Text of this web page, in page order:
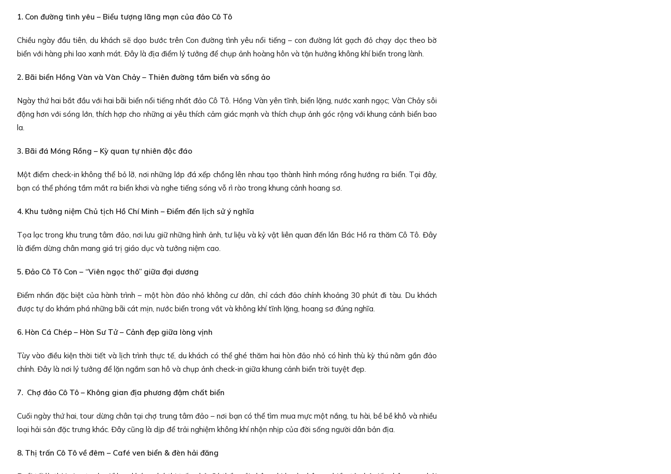
1. Con đường tình yêu – Biểu tượng lãng mạn của đảo Cô Tô
Chiều ngày đầu tiên, du khách sẽ dạo bước trên Con đường tình yêu nổi tiếng – con đường lát gạch đỏ chạy dọc theo bờ
biển với hàng phi lao xanh mát. Đây là địa điểm lý tưởng để chụp ảnh hoàng hôn và tận hưởng không khí biển trong lành.
2. Bãi biển Hồng Vàn và Vàn Chảy – Thiên đường tắm biển và sống ảo
Ngày thứ hai bắt đầu với hai bãi biển nổi tiếng nhất đảo Cô Tô. Hồng Vàn yên tĩnh, biển lặng, nước xanh ngọc; Vàn Chảy sôi
động hơn với sóng lớn, thích hợp cho những ai yêu thích cảm giác mạnh và thích chụp ảnh góc rộng với khung cảnh biển bao
la.
3. Bãi đá Móng Rồng – Kỳ quan tự nhiên độc đáo
Một điểm check-in không thể bỏ lỡ, nơi những lớp đá xếp chồng lên nhau tạo thành hình móng rồng hướng ra biển. Tại đây,
bạn có thể phóng tầm mắt ra biển khơi và nghe tiếng sóng vỗ rì rào trong khung cảnh hoang sơ.
4. Khu tưởng niệm Chủ tịch Hồ Chí Minh – Điểm đến lịch sử ý nghĩa
Tọa lạc trong khu trung tâm đảo, nơi lưu giữ những hình ảnh, tư liệu và kỷ vật liên quan đến lần Bác Hồ ra thăm Cô Tô. Đây
là điểm dừng chân mang giá trị giáo dục và tưởng niệm cao.
5. Đảo Cô Tô Con – “Viên ngọc thô” giữa đại dương
Điểm nhấn đặc biệt của hành trình – một hòn đảo nhỏ không cư dân, chỉ cách đảo chính khoảng 30 phút đi tàu. Du khách
được tự do khám phá những bãi cát mịn, nước biển trong vắt và không khí tĩnh lặng, hoang sơ đúng nghĩa.
6. Hòn Cá Chép – Hòn Sư Tử – Cảnh đẹp giữa lòng vịnh
Tùy vào điều kiện thời tiết và lịch trình thực tế, du khách có thể ghé thăm hai hòn đảo nhỏ có hình thù kỳ thú nằm gần đảo
chính. Đây là nơi lý tưởng để lặn ngắm san hô và chụp ảnh check-in giữa khung cảnh biển trời tuyệt đẹp.
7. Chợ đảo Cô Tô – Không gian địa phương đậm chất biển
Cuối ngày thứ hai, tour dừng chân tại chợ trung tâm đảo – nơi bạn có thể tìm mua mực một nắng, tu hài, bề bề khô và nhiều
loại hải sản đặc trưng khác. Đây cũng là dịp để trải nghiệm không khí nhộn nhịp của đời sống người dân bản địa.
8. Thị trấn Cô Tô về đêm – Café ven biển & đèn hải đăng